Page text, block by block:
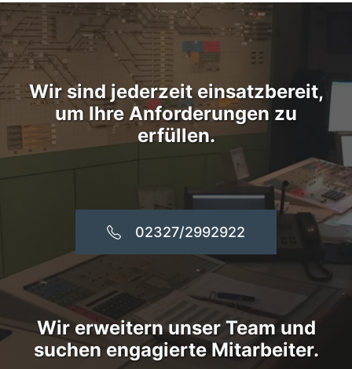
Wir sind jederzeit einsatzbereit,
um Ihre Anforderungen zu
erfüllen.
02327/2992922
Wir erweitern unser Team und
suchen engagierte Mitarbeiter.